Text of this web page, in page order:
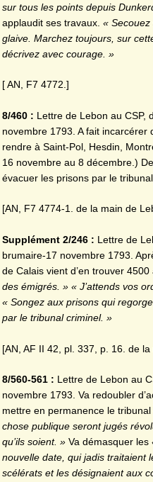
sur tous les points depuis
applaudit ses travaux. «
glaive. Marchez toujours, sur
décrivez avec courage. »
[ AN, F7 4772.]
8/460 : Lettre de Lebon au CSP,
novembre 1793. A fait incarcérer
rendre à Saint-Pol, Hesdin,
16 novembre au 8 décembre.)
évacuer les prisons par le
[AN, F7 4774-1. de la main de
Supplément 2/246 : Lettre de
brumaire-17 novembre 1793.
de Calais vient d’en trouver
des émigrés. » « J’attends vos
« Songez aux prisons qui
par le tribunal criminel. »
[AN, AF II 42, pl. 337, p. 16. de
8/560-561 : Lettre de Lebon au
novembre 1793. Va redoubler
mettre en permanence le tribunal
chose publique seront jugés
qu’ils soient. » Va démasquer les
nouvelle date, qui jadis traitaient
scélérats et les désignaient aux